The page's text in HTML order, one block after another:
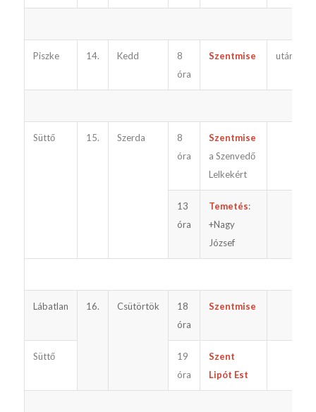
Piszke 14. Kedd
8
óra
Szentmise utána
Süttő 15. Szerda
8
óra
Szentmise
a Szenvedő
Lelkekért
13
óra
Temetés:
+Nagy
József
Lábatlan 16. Csütörtök
18
óra
Szentmise
Süttő
19
óra
Szent
Lipót Est